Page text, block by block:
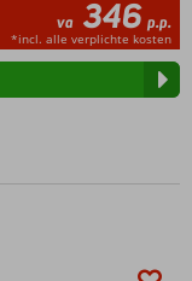
va 346 p.p.
*incl. alle verplichte kosten